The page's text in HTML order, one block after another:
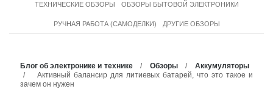
ТЕХНИЧЕСКИЕ ОБЗОРЫ ОБЗОРЫ БЫТОВОЙ ЭЛЕКТРОНИКИ
РУЧНАЯ РАБОТА (САМОДЕЛКИ) ДРУГИЕ ОБЗОРЫ
Блог об электронике и технике/ Обзоры/ Аккумуляторы
/ Активный балансир для литиевых батарей, что это такое и
зачем он нужен